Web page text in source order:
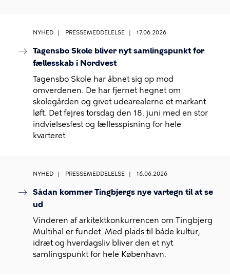
NYHED PRESSEMEDDELELSE 17.06.2026
Tagensbo Skole bliver nyt samlingspunkt for
fællesskab i Nordvest
Tagensbo Skole har åbnet sig op mod
omverdenen. De har fjernet hegnet om
skolegården og givet udearealerne et markant
løft. Det fejres torsdag den 18. juni med en stor
indvielsesfest og fællesspisning for hele
kvarteret.
NYHED PRESSEMEDDELELSE 16.06.2026
Sådan kommer Tingbjergs nye vartegn til at se
ud
Vinderen af arkitektkonkurrencen om Tingbjerg
Multihal er fundet. Med plads til både kultur,
idræt og hverdagsliv bliver den et nyt
samlingspunkt for hele København.